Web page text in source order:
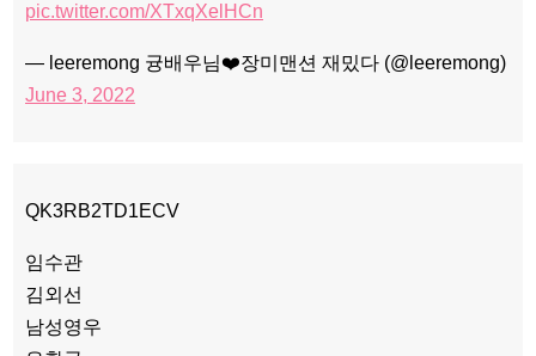
pic.twitter.com/XTxqXelHCn
— leeremong 귱배우님❤️장미맨션 재밌다 (@leeremong)
June 3, 2022
QK3RB2TD1ECV
임수관
김외선
남성영우